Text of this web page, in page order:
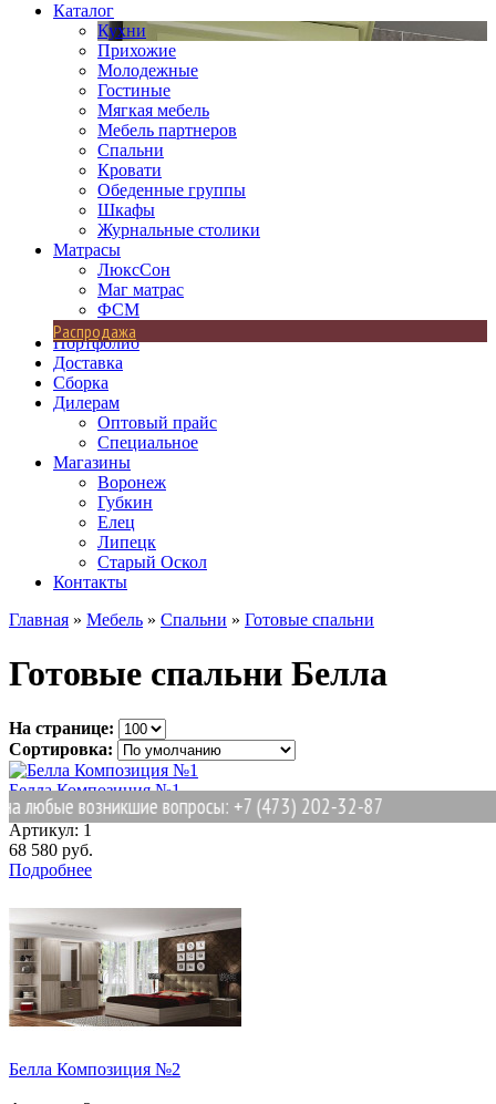
Каталог
Кухни
Прихожие
Молодежные
Гостиные
Мягкая мебель
Мебель партнеров
Спальни
Кровати
Обеденные группы
Шкафы
Журнальные столики
Матрасы
ЛюксСон
Маг матрас
ФСМ
Распродажа
Портфолио
Доставка
Сборка
Дилерам
Оптовый прайс
Специальное
Магазины
Воронеж
Губкин
Елец
Липецк
Старый Оскол
Контакты
любые возникшие вопросы: +7 (473) 202-32-87
Главная » Мебель » Спальни » Готовые спальни
Готовые спальни Белла
На странице:
Сортировка:
Белла Композиция №1
Артикул: 1
68 580 руб.
Подробнее
Белла Композиция №2